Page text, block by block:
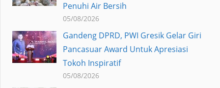
Penuhi Air Bersih
05/08/2026
Gandeng DPRD, PWI Gresik Gelar Giri
Pancasuar Award Untuk Apresiasi
Tokoh Inspiratif
05/08/2026